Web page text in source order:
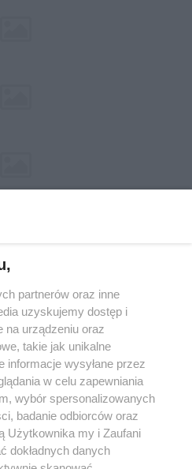
nie może być powielany i
w jakikolwiek sposób (w
na jakimkolwiek polu
włącznie z umieszczaniem w Internecie
Jakiekolwiek użycie lub
w części z naruszeniem prawa, tzn.
pod groźbą kary i może być ścigane
partnerów oraz inne
uzyskujemy dostęp i
na urządzeniu oraz
takie jak unikalne
informacje wysyłane przez
w celu zapewniania
wybór spersonalizowanych
badanie odbiorców oraz
Użytkownika my i Zaufani
dokładnych danych